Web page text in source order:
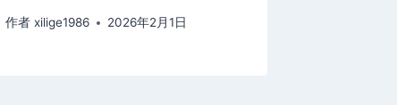
作者 xilige1986 2026年2月1日